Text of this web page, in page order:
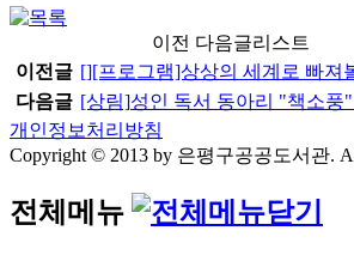
이전 다음글리스트
이전글 [][프로그램]상상의 세계로 빠져
다음글 [상림]성인 독서 동아리 "책소풍
개인정보처리방침
Copyright © 2013 by 은평구공공도서관.
전체메뉴